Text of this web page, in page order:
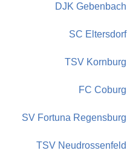
DJK Gebenbach
SC Eltersdorf
TSV Kornburg
FC Coburg
SV Fortuna Regensburg
TSV Neudrossenfeld